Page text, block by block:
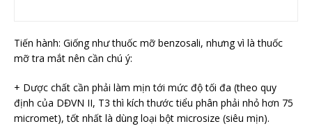
Tiến hành: Giống như thuốc mỡ benzosali, nhưng vì là thuốc
mỡ tra mắt nên cần chú ý:
+ Dược chất cần phải làm mịn tới mức độ tối đa (theo quy
định của DĐVN II, T3 thì kích thước tiểu phân phải nhỏ hơn 75
micromet), tốt nhất là dùng loại bột microsize (siêu mịn).